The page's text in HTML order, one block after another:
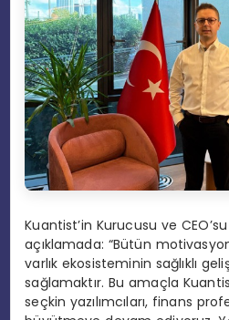
Kuantist’in Kurucusu ve CEO’su
açıklamada: “Bütün
varlık ekosisteminin sağlıklı
sağlamaktır. Bu amaçla
seçkin yazılımcıları, finans